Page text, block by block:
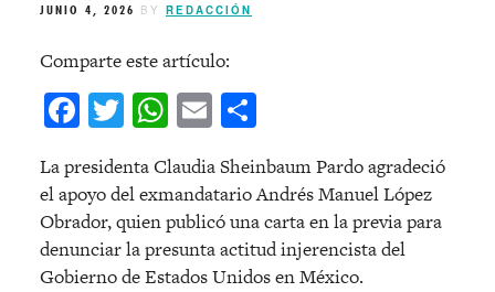
JUNIO 4, 2026 BY REDACCIÓN
Comparte este artículo:
Facebook
Twitter
WhatsApp
Email
La presidenta Claudia Sheinbaum Pardo agradeció
el apoyo del exmandatario Andrés Manuel López
Obrador, quien publicó una carta en la previa para
denunciar la presunta actitud injerencista del
Gobierno de Estados Unidos en México.